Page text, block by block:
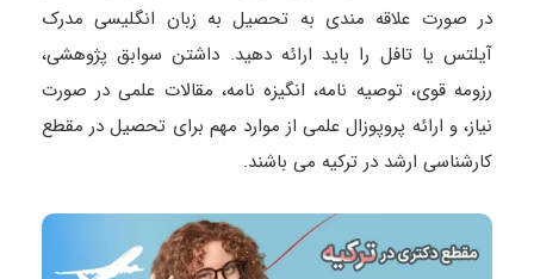
در صورت علاقه مندی به تحصیل به زبان انگلیسی مدرک
آیلتس یا تافل را باید ارائه دهید. داشتن سوابق پژوهشی،
رزومه قوی، توصیه نامه، انگیزه نامه، مقالات علمی در صورت
نیاز، و ارائه پروپوزال علمی از موارد مهم برای تحصیل در مقطع
کارشناسی ارشد در ترکیه می باشند.